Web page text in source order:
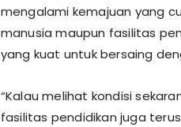
mengalami kemajuan yang
manusia maupun fasilitas
yang kuat untuk bersaing
“Kalau melihat kondisi
fasilitas pendidikan juga